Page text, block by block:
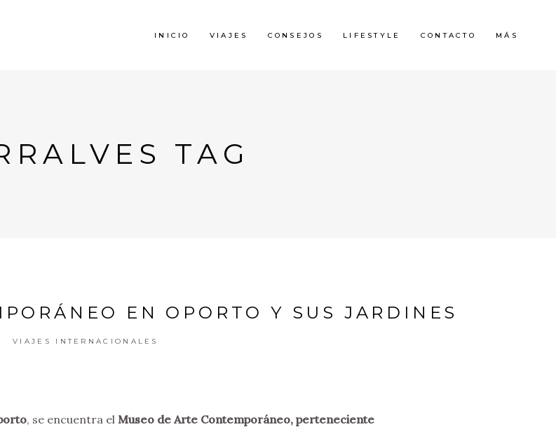
INICIO VIAJES CONSEJOS LIFESTYLE CONTACTO MÁS
TAG
EN OPORTO Y SUS JARDINES
VIAJES INTERNACIONALES
, se encuentra el Museo de Arte Contemporáneo, perteneciente